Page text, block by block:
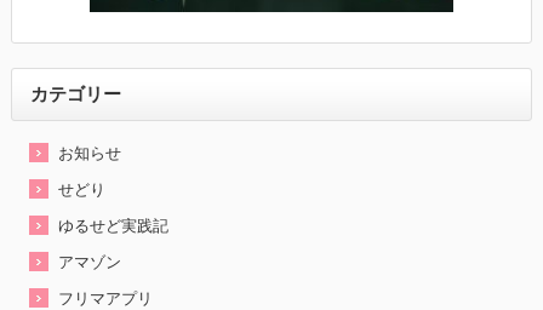
カテゴリー
お知らせ
せどり
ゆるせど実践記
アマゾン
フリマアプリ